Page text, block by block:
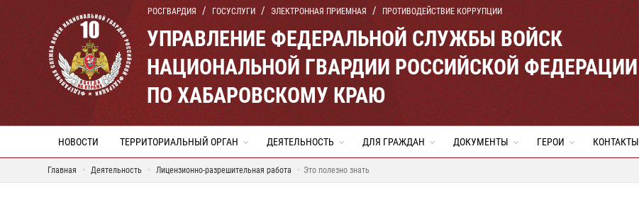
РОСГВАРДИЯ ГОСУСЛУГИ ЭЛЕКТРОННАЯ ПРИЕМНАЯ ПРОТИВОДЕЙСТВИЕ КОРРУПЦИИ
УПРАВЛЕНИЕ ФЕДЕРАЛЬНОЙ СЛУЖБЫ ВОЙСК
НАЦИОНАЛЬНОЙ ГВАРДИИ РОССИЙСКОЙ ФЕДЕРАЦИИ
ПО ХАБАРОВСКОМУ КРАЮ
НОВОСТИ ТЕРРИТОРИАЛЬНЫЙ ОРГАН ДЕЯТЕЛЬНОСТЬ ДЛЯ ГРАЖДАН ДОКУМЕНТЫ ГЕРОИ КОНТАКТЫ
Главная Деятельность Лицензионно-разрешительная работа Это полезно знать